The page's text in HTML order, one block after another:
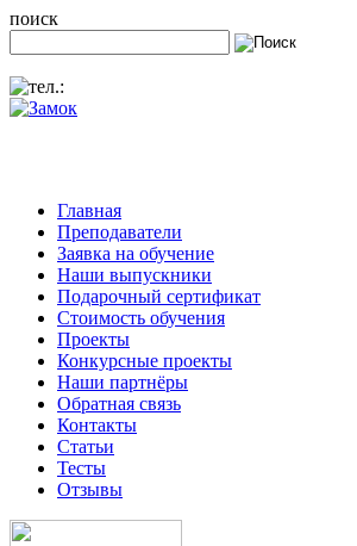
поиск
Главная
Преподаватели
Заявка на обучение
Наши выпускники
Подарочный сертификат
Стоимость обучения
Проекты
Конкурсные проекты
Наши партнёры
Обратная связь
Контакты
Статьи
Тесты
Отзывы